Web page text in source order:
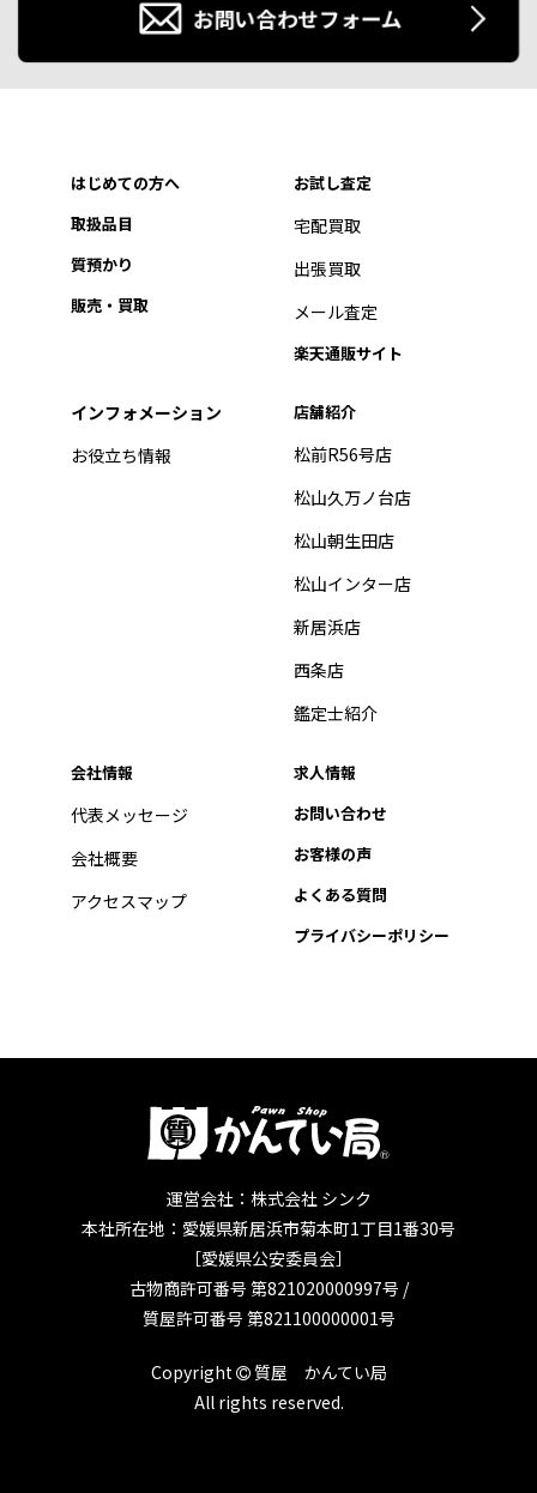
お問い合わせフォーム
はじめての方へ
取扱品目
質預かり
販売・買取
お試し査定
宅配買取
出張買取
メール査定
楽天通販サイト
インフォメーション
お役立ち情報
店舗紹介
松前R56号店
松山久万ノ台店
松山朝生田店
松山インター店
新居浜店
西条店
鑑定士紹介
会社情報
代表メッセージ
会社概要
アクセスマップ
求人情報
お問い合わせ
お客様の声
よくある質問
プライバシーポリシー
運営会社：株式会社 シンク
本社所在地：愛媛県新居浜市菊本町1丁目1番30号
［愛媛県公安委員会］
古物商許可番号 第821020000997号 /
質屋許可番号 第821100000001号
Copyright
質屋 かんてい局
All rights reserved.